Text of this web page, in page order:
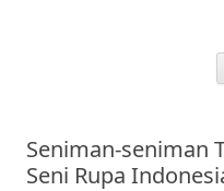
Seniman-seniman
Seni Rupa